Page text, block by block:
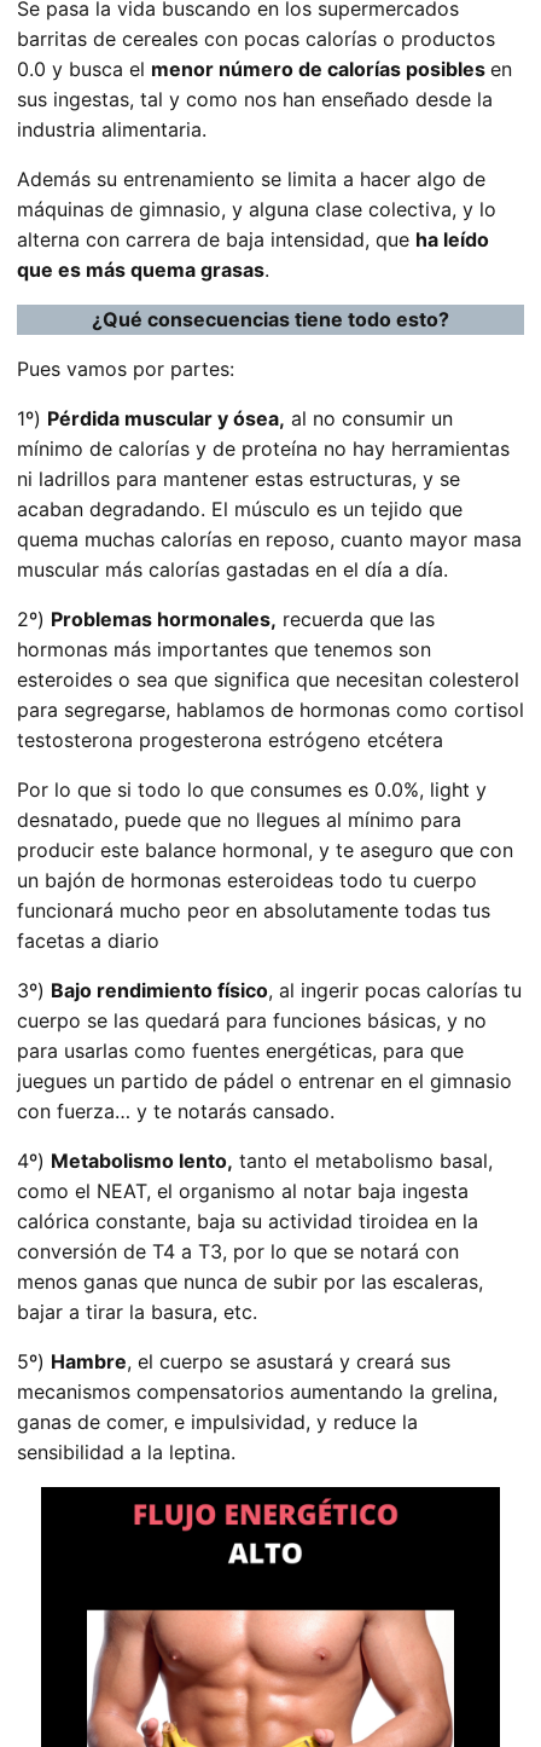
Se pasa la vida buscando en los supermercados
barritas de cereales con pocas calorías o productos
0.0 y busca el menor número de calorías posibles en
sus ingestas, tal y como nos han enseñado desde la
industria alimentaria.
Además su entrenamiento se limita a hacer algo de
máquinas de gimnasio, y alguna clase colectiva, y lo
alterna con carrera de baja intensidad, que ha leído
que es más quema grasas.
¿Qué consecuencias tiene todo esto?
Pues vamos por partes:
1º) Pérdida muscular y ósea, al no consumir un
mínimo de calorías y de proteína no hay herramientas
ni ladrillos para mantener estas estructuras, y se
acaban degradando. El músculo es un tejido que
quema muchas calorías en reposo, cuanto mayor masa
muscular más calorías gastadas en el día a día.
2º) Problemas hormonales, recuerda que las
hormonas más importantes que tenemos son
esteroides o sea que significa que necesitan colesterol
para segregarse, hablamos de hormonas como cortisol
testosterona progesterona estrógeno etcétera
Por lo que si todo lo que consumes es 0.0%, light y
desnatado, puede que no llegues al mínimo para
producir este balance hormonal, y te aseguro que con
un bajón de hormonas esteroideas todo tu cuerpo
funcionará mucho peor en absolutamente todas tus
facetas a diario
3º) Bajo rendimiento físico, al ingerir pocas calorías tu
cuerpo se las quedará para funciones básicas, y no
para usarlas como fuentes energéticas, para que
juegues un partido de pádel o entrenar en el gimnasio
con fuerza… y te notarás cansado.
4º) Metabolismo lento, tanto el metabolismo basal,
como el NEAT, el organismo al notar baja ingesta
calórica constante, baja su actividad tiroidea en la
conversión de T4 a T3, por lo que se notará con
menos ganas que nunca de subir por las escaleras,
bajar a tirar la basura, etc.
5º) Hambre, el cuerpo se asustará y creará sus
mecanismos compensatorios aumentando la grelina,
ganas de comer, e impulsividad, y reduce la
sensibilidad a la leptina.